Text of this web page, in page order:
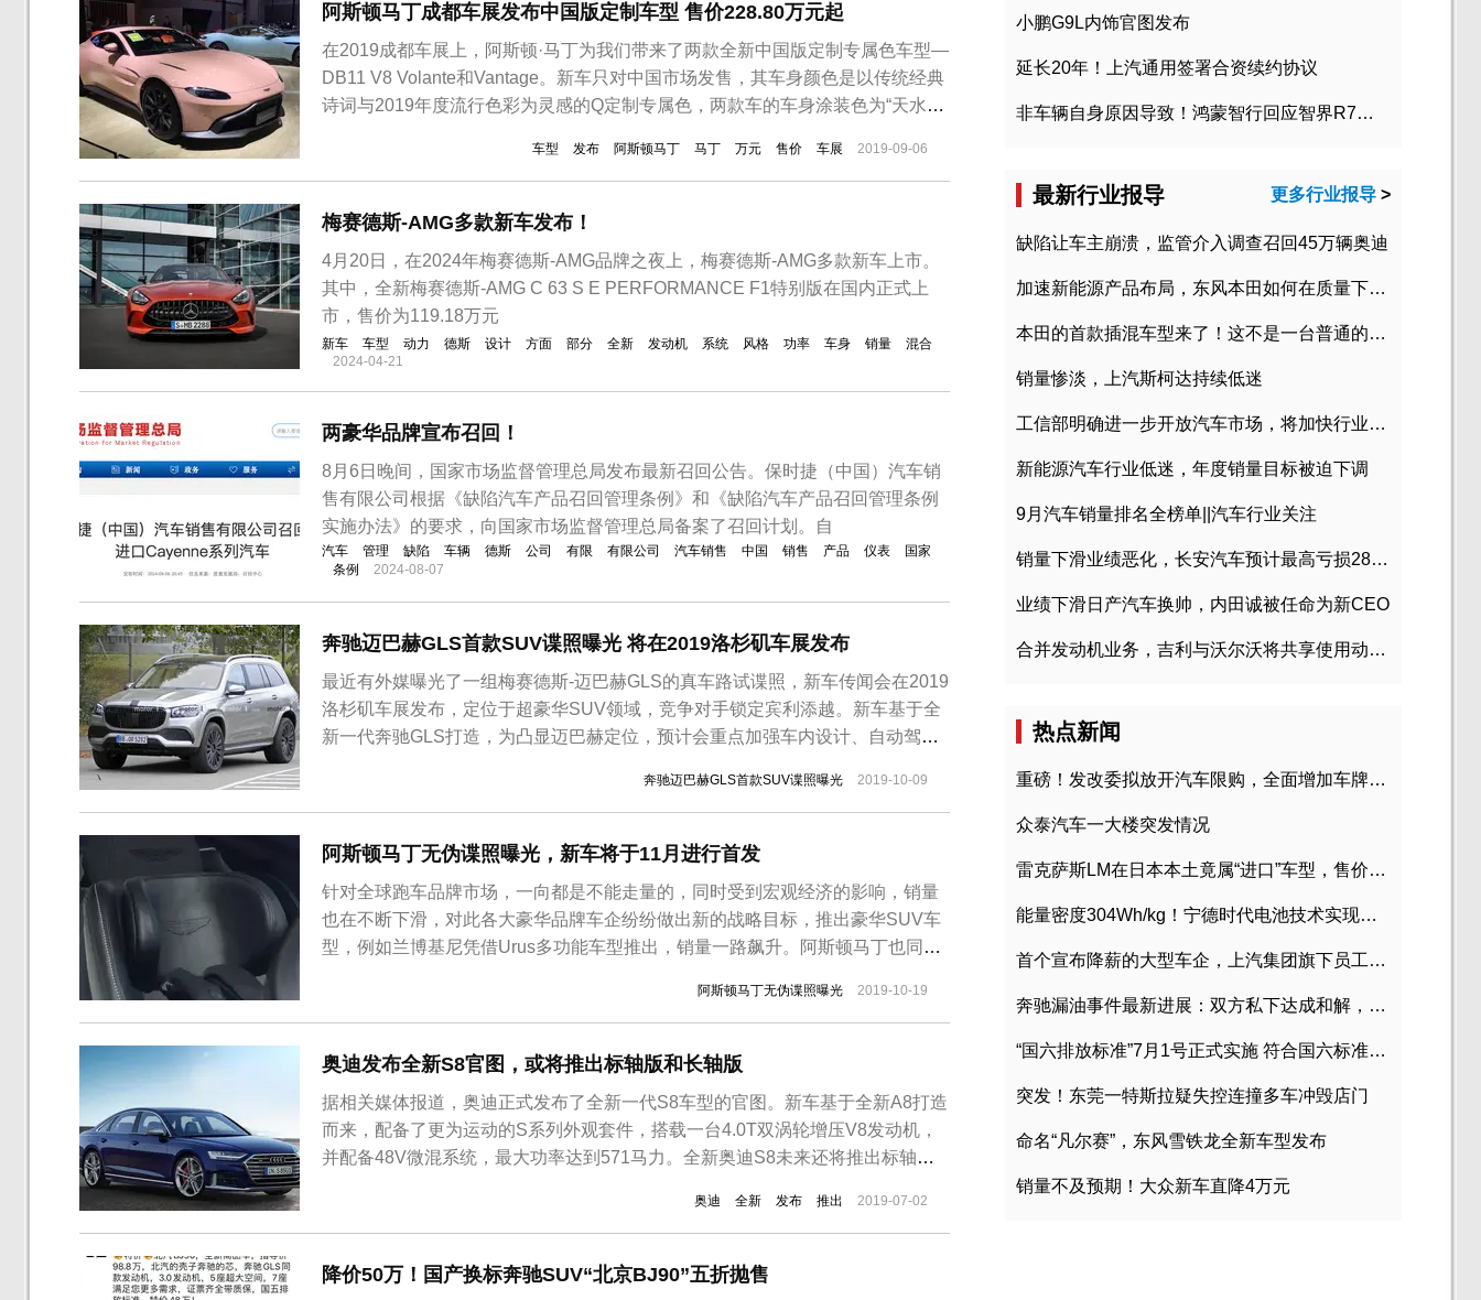
阿斯顿马丁成都车展发布中国版定制车型 售价228.80万元起
在2019成都车展上，阿斯顿·马丁为我们带来了两款全新中国版定制专属色车型—
DB11 V8 Volante和Vantage。新车只对中国市场发售，其车身颜色是以传统经典
诗词与2019年度流行色彩为灵感的Q定制专属色，两款车的车身涂装色为“天水
丁惯用的黑色涂装，大胆采用粉亮色作为外观色，能够得到更多人群对其品牌的
认可与喜爱。选...
车型 发布 阿斯顿马丁 马丁 万元 售价 车展 2019-09-06
梅赛德斯-AMG多款新车发布！
4月20日，在2024年梅赛德斯-AMG品牌之夜上，梅赛德斯-AMG多款新车上市。
其中，全新梅赛德斯-AMG C 63 S E PERFORMANCE F1特别版在国内正式上
市，售价为119.18万元
新车 车型 动力 德斯 设计 方面 部分 全新 发动机 系统 风格 功率 车身 销量
混合
2024-04-21
两豪华品牌宣布召回！
8月6日晚间，国家市场监督管理总局发布最新召回公告。保时捷（中国）汽车销
售有限公司根据《缺陷汽车产品召回管理条例》和《缺陷汽车产品召回管理条例
实施办法》的要求，向国家市场监督管理总局备案了召回计划。自
汽车 管理 缺陷 车辆 德斯 公司 有限 有限公司 汽车销售 中国 销售 产品 仪表
国家
条例
2024-08-07
奔驰迈巴赫GLS首款SUV谍照曝光 将在2019洛杉矶车展发布
最近有外媒曝光了一组梅赛德斯-迈巴赫GLS的真车路试谍照，新车传闻会在2019
洛杉矶车展发布，定位于超豪华SUV领域，竞争对手锁定宾利添越。新车基于全
新一代奔驰GLS打造，为凸显迈巴赫定位，预计会重点加强车内设计、自动驾驶
形来看，新车基本延续了全新GLS级的设计思路，但中网采用熏黑的直瀑式造
型，预计量产后将更换镀...
奔驰迈巴赫GLS首款SUV谍照曝光 2019-10-09
阿斯顿马丁无伪谍照曝光，新车将于11月进行首发
针对全球跑车品牌市场，一向都是不能走量的，同时受到宏观经济的影响，销量
也在不断下滑，对此各大豪华品牌车企纷纷做出新的战略目标，推出豪华SUV车
型，例如兰博基尼凭借Urus多功能车型推出，销量一路飙升。阿斯顿马丁也同样
该车的无伪装谍照也被曝光。此前消息显示，新车搭载一台4.0T V8发动机，未来
还提供V12版本车型。 从...
阿斯顿马丁无伪谍照曝光 2019-10-19
奥迪发布全新S8官图，或将推出标轴版和长轴版
据相关媒体报道，奥迪正式发布了全新一代S8车型的官图。新车基于全新A8打造
而来，配备了更为运动的S系列外观套件，搭载一台4.0T双涡轮增压V8发动机，
并配备48V微混系统，最大功率达到571马力。全新奥迪S8未来还将推出标轴版
前脸部分，前脸下方的进气格栅造型更具攻击性，采用S家族独有的银色中网及
前杠进气扰流口；前格栅多了“S...
奥迪 全新 发布 推出 2019-07-02
降价50万！国产换标奔驰SUV“北京BJ90”五折抛售
小鹏G9L内饰官图发布
延长20年！上汽通用签署合资续约协议
非车辆自身原因导致！鸿蒙智行回应智界R7起火事故
最新行业报导 更多行业报导 >
缺陷让车主崩溃，监管介入调查召回45万辆奥迪
加速新能源产品布局，东风本田如何在质量下转型？
本田的首款插混车型来了！这不是一台普通的CR-V
销量惨淡，上汽斯柯达持续低迷
工信部明确进一步开放汽车市场，将加快行业兼并重组
新能源汽车行业低迷，年度销量目标被迫下调
9月汽车销量排名全榜单||汽车行业关注
销量下滑业绩恶化，长安汽车预计最高亏损28亿元
业绩下滑日产汽车换帅，内田诚被任命为新CEO
合并发动机业务，吉利与沃尔沃将共享使用动力总成
热点新闻
重磅！发改委拟放开汽车限购，全面增加车牌指标
众泰汽车一大楼突发情况
雷克萨斯LM在日本本土竟属“进口”车型，售价2580万日元
能量密度304Wh/kg！宁德时代电池技术实现突破
首个宣布降薪的大型车企，上汽集团旗下员工降薪文件曝光
奔驰漏油事件最新进展：双方私下达成和解，工商已介入调查
“国六排放标准”7月1号正式实施 符合国六标准车型目录一览
突发！东莞一特斯拉疑失控连撞多车冲毁店门
命名“凡尔赛”，东风雪铁龙全新车型发布
销量不及预期！大众新车直降4万元